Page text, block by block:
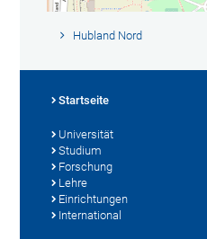
Hubland Nord
Startseite
Universität
Studium
Forschung
Lehre
Einrichtungen
International